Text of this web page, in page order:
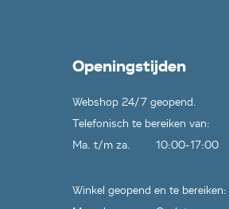
Openingstijden
Webshop 24/7 geopend.
Telefonisch te bereiken van:
Ma. t/m za.
10:00-17:00
Winkel geopend en te bereiken: